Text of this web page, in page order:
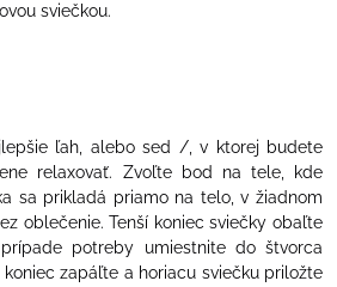
sviečkou.
ľah, alebo sed /, v ktorej budete
relaxovať. Zvoľte bod na tele, kde
sa prikladá priamo na telo, v žiadnom
oblečenie. Tenší koniec sviečky obaľte
potreby umiestnite do štvorca
zapáľte a horiacu sviečku priložte